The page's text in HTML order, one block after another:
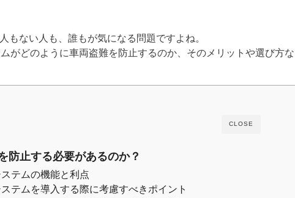
もない人も、誰もが気になる問題ですよね。
がどのように車両盗難を防止するのか、そのメリットや選び方
CLOSE
防止する必要があるのか？
テムの機能と利点
テムを導入する際に考慮すべきポイント